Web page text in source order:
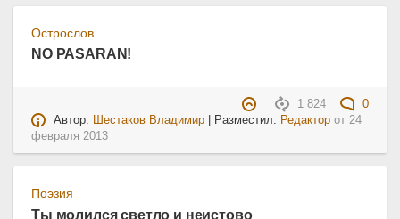
Острослов
NO PASARAN!
1 824
0
Автор: Шестаков Владимир | Разместил: Редактор от24
февраля 2013
Поэзия
Ты молился светло и неистово